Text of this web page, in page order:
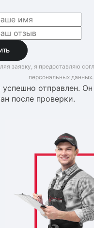
заявку, я предоставляю
персональных данных.
отправлен. Он
после проверки.